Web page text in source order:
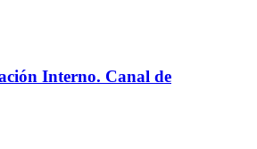
Interno. Canal de